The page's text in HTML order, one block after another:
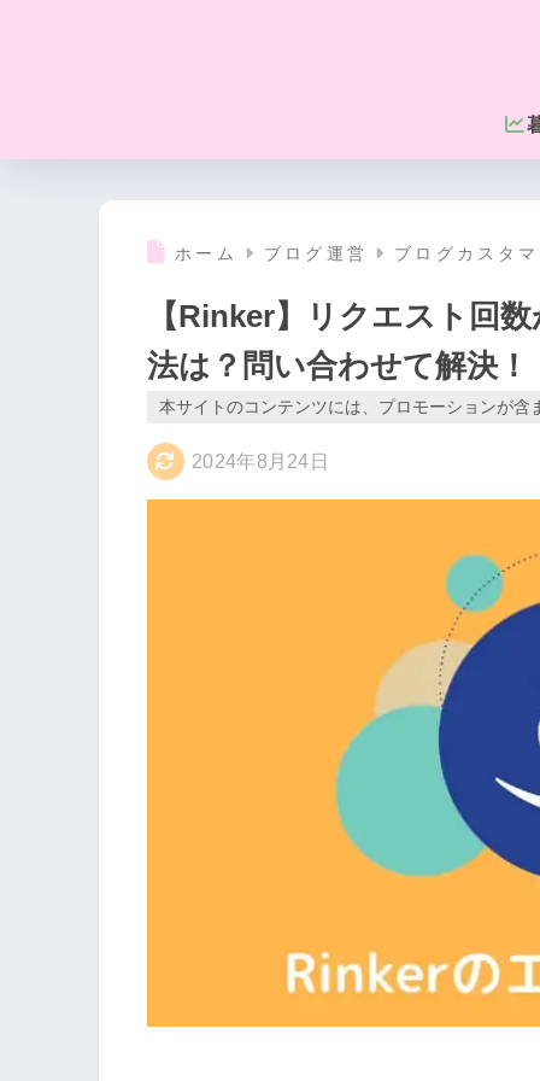
ホーム ブログ運営 ブログカスタ
【Rinker】リクエスト回
法は？問い合わせて解決！
本サイトのコンテンツには、プロモーションが含
2024年8月24日